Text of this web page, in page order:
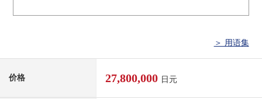
＞ 用语集
价格 27,800,000 日元